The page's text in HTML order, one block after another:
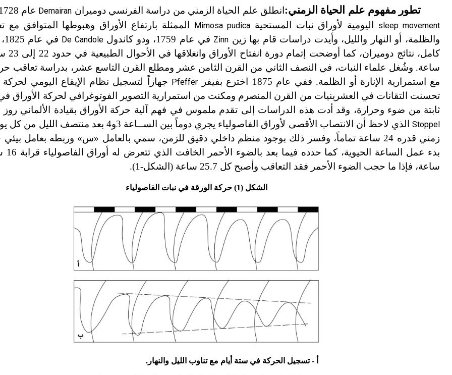
تطور مفهوم علم الحياة الزمني: انطلق علم الحياة الزمني من دراسة الفرنسي دوميران Demairan عام 1728 حركة النوم
sleep movement اليومية لأوراق نبات المستحيةMimosa pudica
الممثلة بارتفاع الأوراق وهبوطها المتوافق مع
والظلمة، أو النهار والليل، وأيدت دراسات قام بها زين Zinn في عام 1759، ودو كاندول De Candole
ساعة. وشُغل علماء النبات، في النصف الثاني من القرن الثامن عشر ومطلع القرن التاسع عشر، بدراسة تعاقب
مع استمرارية الإنارة أو الظلمة. ففي عام 1875 اخترع بفيفر
Pfeffer جهازاً لتسجيل نظام الإيقاع اليومي لحركة
تحسنت التقانات في العشرينيات من القرن المنصرم ومكنت من استمرارية التصوير الفوتوغرافي لحركة الأوراق في
ثابتة من ضوء وحرارة، وقد أدت هذه الدراسات إلى تقدم ملموس في فهم آلية حركة الأوراق بقيادة الألماني
Stoppel
الذي لاحظ أن الانتصاب الأقصى لأوراق الفاصولياء يجري دوماً بين الســاعة
زمني قدره 24 ساعة تماماً، وفسر ذلك بوجود منظم داخلي دقيق للزمن، سمي بالعامل «س» وربطه بعامل
ساعة، فإذا ما حجب الضوء الأحمر فقد التعاقب وأصبح كل 25.7 ساعة (الشكل-1).
الشكل (1) حركة الورقة في نبات الفاصولياء
أ - تسجيل الحركة في ستة أيام مع تناوب الليل والنهار.